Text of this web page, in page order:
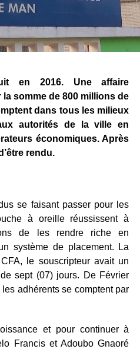
en 2016. Une affaire
somme de 800 millions de
dans tous les milieux
autorités de la ville en
économiques. Après
rendu.
se faisant passer pour les
à oreille réussissent à
de les rendre riche en
système de placement. La
le souscripteur avait un
sept (07) jours. De Février
adhérents se comptent par
et pour continuer à
Francis et Adoubo Gnaoré